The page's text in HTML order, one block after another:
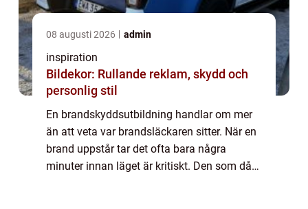
08 augusti 2026 admin
inspiration
Bildekor: Rullande reklam, skydd och
personlig stil
En brandskyddsutbildning handlar om mer
än att veta var brandsläckaren sitter. När en
brand uppstår tar det ofta bara några
minuter innan läget är kritiskt. Den som då